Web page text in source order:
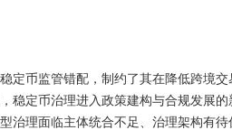
定币监管错配，制约了其在降低跨境
稳定币治理进入政策建构与合规发展
理面临主体统合不足、治理架构有待